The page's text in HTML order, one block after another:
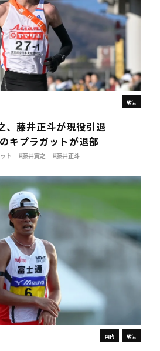
駅伝
、藤井正斗が現役引退
キプラガットが退部
ト #藤井寛之 #藤井正斗
国内 駅伝